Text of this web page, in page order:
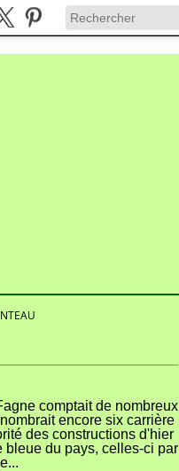
comptait de nombreux
encore six carrière
des constructions d'hier
bleue du pays, celles-ci par